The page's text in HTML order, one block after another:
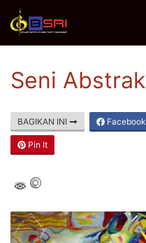
Seni Abstrak
BAGIKAN INI Facebook
Pin It